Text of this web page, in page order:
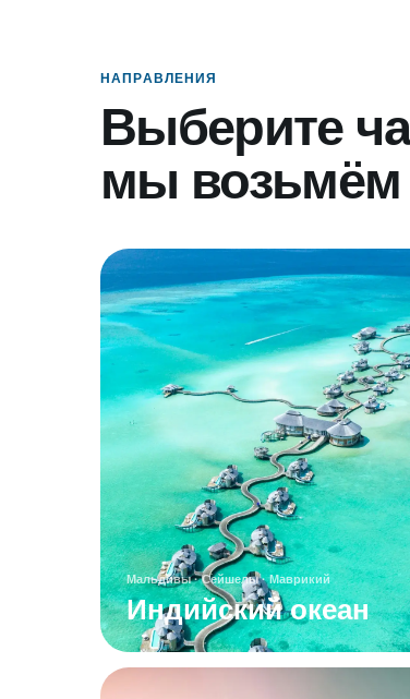
НАПРАВЛЕНИЯ
Выберите
мы возьмём
Мальдивы · Сейшелы · Маврикий
Индийский океан